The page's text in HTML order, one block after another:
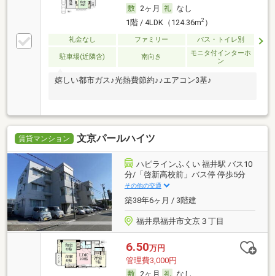
2ヶ月
なし
1階 / 4LDK（124.36m2）
礼金なし ファミリー バス・トイレ別
駐車場(近隣含) 南向き
モニタ付インターホ
ン
嬉しい都市ガス♪光熱費節約♪♪エアコン3基♪
賃貸マンション 文京パールハイツ
ハピラインふくい 福井駅 バス10
分/「啓新高校前」バス停 停歩5分
その他の交通
築38年6ヶ月 / 3階建
福井県福井市文京３丁目
6.50万円
管理費3,000円
2ヶ月
なし